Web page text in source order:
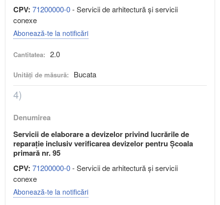
CPV: 71200000-0- Servicii de arhitectură şi servicii
conexe
Abonează-te la notificări
Cantitatea: 2.0
Unități de măsură: Bucata
4)
Denumirea
Servicii de elaborare a devizelor privind lucrările de
reparație inclusiv verificarea devizelor pentru Școala
primară nr. 95
CPV: 71200000-0- Servicii de arhitectură şi servicii
conexe
Abonează-te la notificări